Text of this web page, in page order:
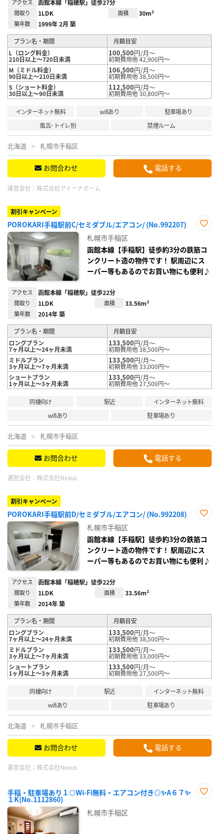
アクセス 函館本線「稲穂駅」徒歩27分
間取り 1LDK 面積 30m²
築年数 1999年 2月 築
プラン名・期間
月額目安
L（ロング料金）
210日以上～720日未満
100,500円/月～
初期費用他 42,900円～
M（ミドル料金）
90日以上～210日未満
106,500円/月～
初期費用他 38,500円～
S（ショート料金）
30日以上～90日未満
112,500円/月～
初期費用他 30,800円～
インターネット無料 wifiあり
駐車場あり
風呂･トイレ別
禁煙ルーム
北海道 札幌市手稲区
お問合わせ 電話する
運営会社： 株式会社アイーナホーム
割引キャンペーン
POROKARI手稲駅前C/セミダブル/エアコン/ (No.992207)
り登
録
札幌市手稲区
函館本線【手稲駅】徒歩約3分の鉄筋コ
ンクリート造の物件です！ 駅周辺にス
ーパー等もあるのでお買い物にも便利♪
アクセス 函館本線「稲穂駅」徒歩22分
間取り 1LDK 面積 33.56m²
築年数 2014年 築
プラン名・期間
月額目安
ロングプラン
7ヶ月以上～24ヶ月未満
133,500円/月～
初期費用他 38,500円～
ミドルプラン
3ヶ月以上～7ヶ月未満
133,500円/月～
初期費用他 33,000円～
ショートプラン
1ヶ月以上～3ヶ月未満
133,500円/月～
初期費用他 27,500円～
同棲向け 駅近
インターネット無料
wifiあり
駐車場あり
北海道 札幌市手稲区
お問合わせ 電話する
運営会社： 株式会社Nexus
割引キャンペーン
POROKARI手稲駅前D/セミダブル/エアコン/ (No.992208)
り登
録
札幌市手稲区
函館本線【手稲駅】徒歩約3分の鉄筋コ
ンクリート造の物件です！ 駅周辺にス
ーパー等もあるのでお買い物にも便利♪
アクセス 函館本線「稲穂駅」徒歩22分
間取り 1LDK 面積 33.56m²
築年数 2014年 築
プラン名・期間
月額目安
ロングプラン
7ヶ月以上～24ヶ月未満
133,500円/月～
初期費用他 38,500円～
ミドルプラン
3ヶ月以上～7ヶ月未満
133,500円/月～
初期費用他 33,000円～
ショートプラン
1ヶ月以上～3ヶ月未満
133,500円/月～
初期費用他 27,500円～
同棲向け 駅近
インターネット無料
wifiあり
駐車場あり
北海道 札幌市手稲区
お問合わせ 電話する
運営会社： 株式会社Nexus
手稲・駐車場あり１◎Wi-Fi無料・エアコン付き◎✨A６７✨
１K(No.1112860)
札幌市手稲区